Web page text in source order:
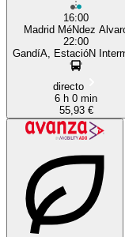
16:00
Madrid MéNdez
22:00
GandíA, EstacióN
directo
6 h 0 min
55,93 €